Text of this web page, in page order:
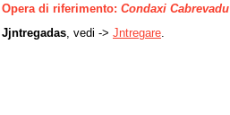
Opera di riferimento: Condaxi Cabrevadu
Jjntregadas , vedi -> Jntregare